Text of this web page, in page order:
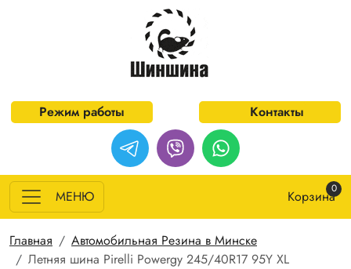
Перейти к основному содержанию
Режим работы Контакты
МЕНЮ Корзина0
Строка навигации
Главная
Автомобильная Резина в Минске
Летняя шина Pirelli Powergy 245/40R17 95Y XL